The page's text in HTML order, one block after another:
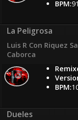
BPM:91
La Peligrosa
Luis R Con Riquez
Caborca
BPM:
Dueles